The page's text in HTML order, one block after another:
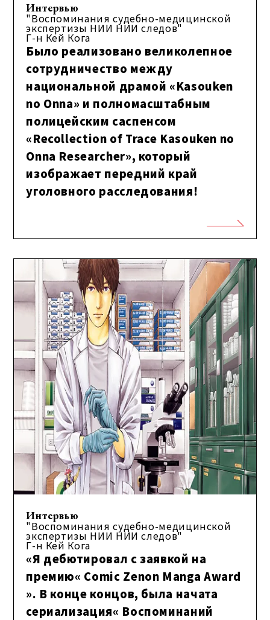
Интервью
"Воспоминания судебно-медицинской
экспертизы НИИ НИИ следов"
Г-н Кей Кога
Было реализовано великолепное
сотрудничество между
национальной драмой «Kasouken
no Onna» и полномасштабным
полицейским саспенсом
«Recollection of Trace Kasouken no
Onna Researcher», который
изображает передний край
уголовного расследования!
Интервью
"Воспоминания судебно-медицинской
экспертизы НИИ НИИ следов"
Г-н Кей Кога
«Я дебютировал с заявкой на
премию« Comic Zenon Manga Award
». В конце концов, была начата
сериализация« Воспоминаний